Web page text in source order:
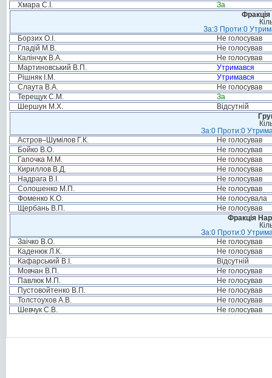
Хмара С.І.
За
Фракція
За:3 Проти:0
Борзих О.І.
Не голосував
Гладій М.В.
Не голосував
Калінчук В.А.
Не голосував
Мартиновський В.П.
Утримався
Рішняк І.М.
Утримався
Слаута В.А.
Не голосував
Терещук С.М.
За
Шершун М.Х.
Відсутній
За:0 Проти:0
Астров–Шумілов Г.К.
Не голосував
Бойко В.О.
Не голосував
Гапочка М.М.
Не голосував
Кириллов В.Д.
Не голосував
Надрага В.І.
Не голосував
Солошенко М.П.
Не голосував
Фоменко К.О.
Не голосувала
Щербань В.П.
Не голосував
Фракція
За:0 Проти:0
Заічко В.О.
Не голосував
Каденюк Л.К.
Не голосував
Кафарський В.І.
Відсутній
Мовчан В.П.
Не голосував
Павлюк М.П.
Не голосував
Пустовойтенко В.П.
Не голосував
Толстоухов А.В.
Не голосував
Шевчук С.В.
Не голосував